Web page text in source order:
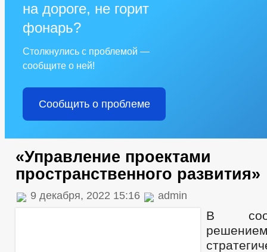
на дороге, не горит
фонарь?
Столкнулись с проблемой —
сообщите о ней!
Сообщить о проблеме
«Управление проектами
пространственного развития»
9 декабря, 2022 15:16 admin
В